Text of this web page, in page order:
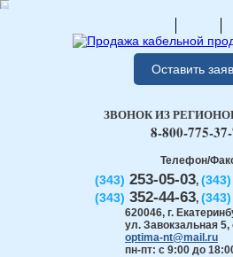
Оставить
Телефон/
(343) 253-05-03, (343)
(343) 352-44-63, (343)
620046, г.
ул. Завокзальная
optima-nt@mail.ru
пн-пт: с 9:00 до
ЗВОНОК ИЗ
8-800-775-